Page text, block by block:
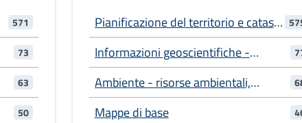
571
73
63
50
Pianificazione del territorio e catasto
- informazioni utilizzate per azioni
adeguate per il futuro utilizzo del
territorio
Informazioni geoscientifiche -
informazioni relative alle scienze
della Terra
Ambiente - risorse ambientali,
protezione e conservazione
Mappe di base